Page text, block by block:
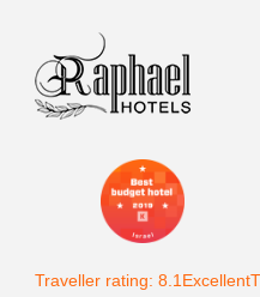
Traveller rating: 8.1Excellent